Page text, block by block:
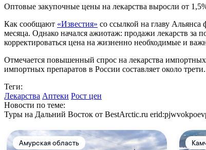
Оптовые закупочные цены на лекарства выросли от
Как сообщают «Известия» со ссылкой на главу
месяца. Однако начался ажиотаж: продажи лекарств
корректироваться цена на жизненно необходимые и
Отмечается повышенный спрос на лекарства
импортных препаратов в России составляет около
Теги:
Лекарства Аптеки Рост цен
Новости по теме:
Туры на Дальний Восток от BestArctic.ru